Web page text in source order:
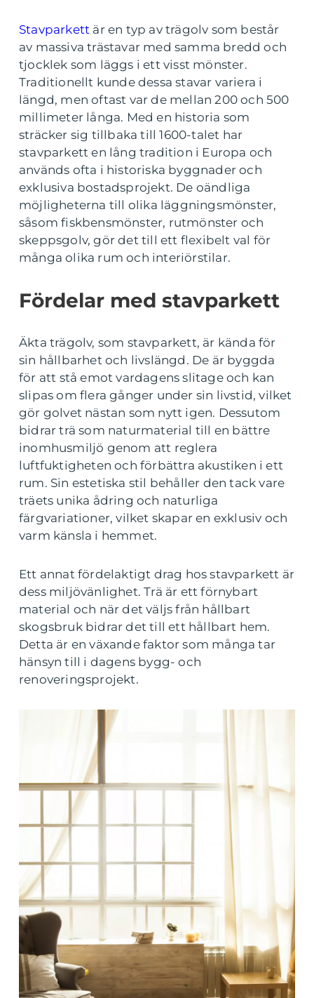
Stavparkett är en typ av trägolv som består
av massiva trästavar med samma bredd och
tjocklek som läggs i ett visst mönster.
Traditionellt kunde dessa stavar variera i
längd, men oftast var de mellan 200 och 500
millimeter långa. Med en historia som
sträcker sig tillbaka till 1600-talet har
stavparkett en lång tradition i Europa och
används ofta i historiska byggnader och
exklusiva bostadsprojekt. De oändliga
möjligheterna till olika läggningsmönster,
såsom fiskbensmönster, rutmönster och
skeppsgolv, gör det till ett flexibelt val för
många olika rum och interiörstilar.
Fördelar med stavparkett
Äkta trägolv, som stavparkett, är kända för
sin hållbarhet och livslängd. De är byggda
för att stå emot vardagens slitage och kan
slipas om flera gånger under sin livstid, vilket
gör golvet nästan som nytt igen. Dessutom
bidrar trä som naturmaterial till en bättre
inomhusmiljö genom att reglera
luftfuktigheten och förbättra akustiken i ett
rum. Sin estetiska stil behåller den tack vare
träets unika ådring och naturliga
färgvariationer, vilket skapar en exklusiv och
varm känsla i hemmet.
Ett annat fördelaktigt drag hos stavparkett är
dess miljövänlighet. Trä är ett förnybart
material och när det väljs från hållbart
skogsbruk bidrar det till ett hållbart hem.
Detta är en växande faktor som många tar
hänsyn till i dagens bygg- och
renoveringsprojekt.